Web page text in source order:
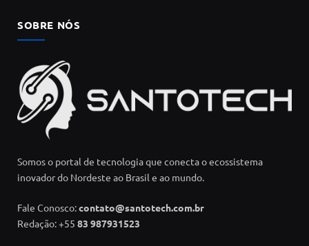
SOBRE NÓS
Somos o portal de tecnologia que conecta o ecossistema
inovador do Nordeste ao Brasil e ao mundo.
Fale Conosco:contato@santotech.com.br
Redação: +55 83 987931523